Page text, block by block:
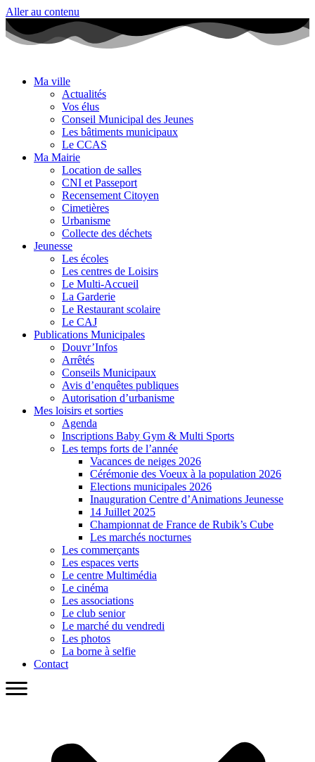
Aller au contenu
Ma ville
Actualités
Vos élus
Conseil Municipal des Jeunes
Les bâtiments municipaux
Le CCAS
Ma Mairie
Location de salles
CNI et Passeport
Recensement Citoyen
Cimetières
Urbanisme
Collecte des déchets
Jeunesse
Les écoles
Les centres de Loisirs
Le Multi-Accueil
La Garderie
Le Restaurant scolaire
Le CAJ
Publications Municipales
Douvr’Infos
Arrêtés
Conseils Municipaux
Avis d’enquêtes publiques
Autorisation d’urbanisme
Mes loisirs et sorties
Agenda
Inscriptions Baby Gym & Multi Sports
Les temps forts de l’année
Vacances de neiges 2026
Cérémonie des Voeux à la population 2026
Elections municipales 2026
Inauguration Centre d’Animations Jeunesse
14 Juillet 2025
Championnat de France de Rubik’s Cube
Les marchés nocturnes
Les commerçants
Les espaces verts
Le centre Multimédia
Le cinéma
Les associations
Le club senior
Le marché du vendredi
Les photos
La borne à selfie
Contact